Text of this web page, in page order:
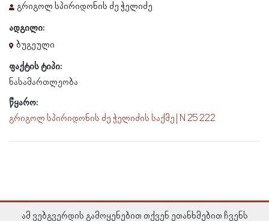
გრიგოლ სპირიდონის ძე ჭელიძე
ადგილი:
ბუგეული
ფაქტის ტიპი:
ნასამართლეობა
წყარო:
გრიგოლ სპირიდონის ძე ჭელიძის საქმე | N 25 222
ამ ვებგვერდის გამოყენებით თქვენ ეთანხმებით ჩვენს